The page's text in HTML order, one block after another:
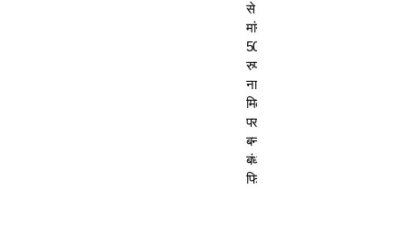
से
मांगे
50
रुपए-
ना
मिलने
पर
बनाया
बंधक,
फिर…